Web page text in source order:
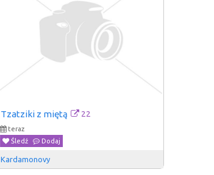
Tzatziki z miętą 22
teraz
Śledź
Dodaj
Kardamonovy